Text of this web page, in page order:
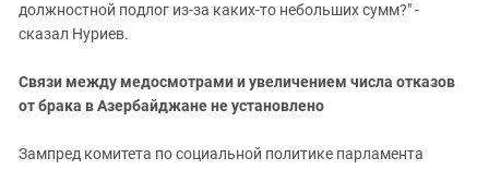
должностной подлог из-за каких-то небольших сумм?" -
сказал Нуриев.
Связи между медосмотрами и увеличением числа отказов
от брака в Азербайджане не установлено
Зампред комитета по социальной политике парламента